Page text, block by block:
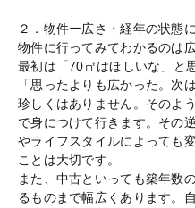
２．物件ー広さ・経年の状態
物件に行ってみてわかるのは
最初は「70㎡はほしいな」と
「思ったよりも広かった。次
珍しくはありません。そのよ
で身につけて行きます。その
やライフスタイルによっても
ことは大切です。
また、中古といっても築年数
るものまで幅広くあります。